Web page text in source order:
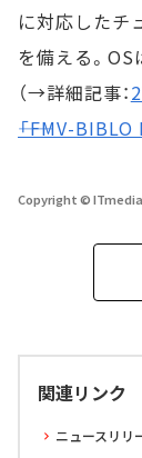
に対応したチ
を備える。
（→詳細記事：
――「FMV-BIBLO
Copyright ©
関連リンク
ニュースリリ